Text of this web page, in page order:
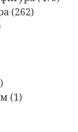
(262)
(1)